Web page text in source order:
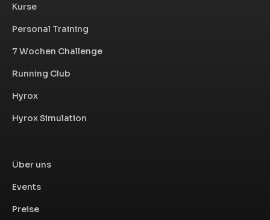
Kurse
Personal Training
7 Wochen Challenge
Running Club
Hyrox
Hyrox Simulation
Über uns
Events
Preise